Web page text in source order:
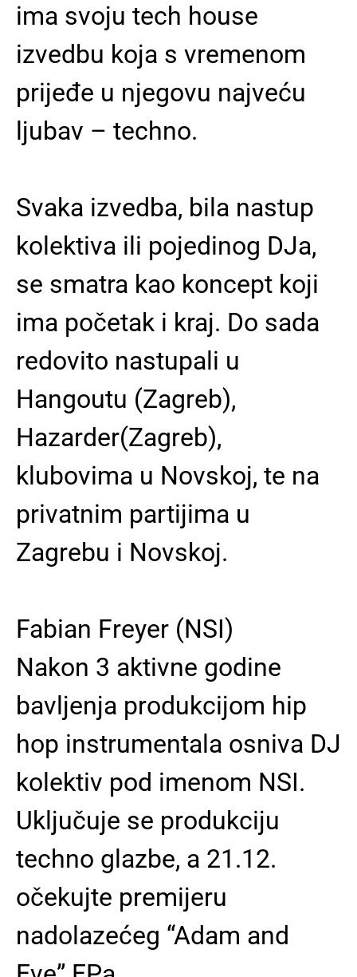
ima svoju tech house
izvedbu koja s vremenom
prijeđe u njegovu najveću
ljubav – techno.
Svaka izvedba, bila nastup
kolektiva ili pojedinog DJa,
se smatra kao koncept koji
ima početak i kraj. Do sada
redovito nastupali u
Hangoutu (Zagreb),
Hazarder(Zagreb),
klubovima u Novskoj, te na
privatnim partijima u
Zagrebu i Novskoj.
Fabian Freyer (NSI)
Nakon 3 aktivne godine
bavljenja produkcijom hip
hop instrumentala osniva DJ
kolektiv pod imenom NSI.
Uključuje se produkciju
techno glazbe, a 21.12.
očekujte premijeru
nadolazećeg “Adam and